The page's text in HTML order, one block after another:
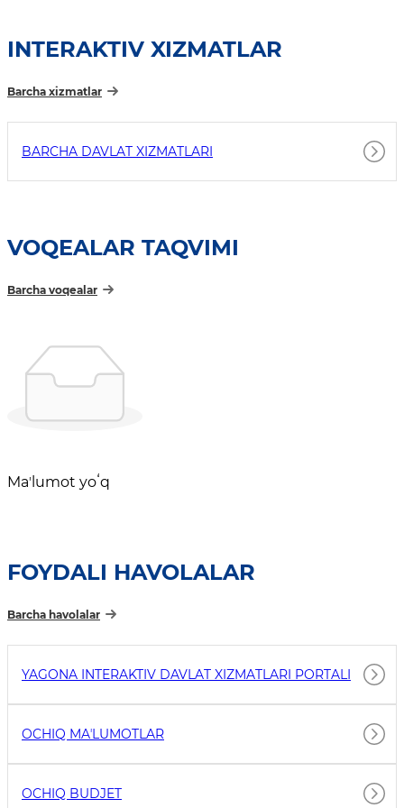
INTERAKTIV XIZMATLAR
Barcha xizmatlar
BARCHA DAVLAT XIZMATLARI
VOQEALAR TAQVIMI
Barcha voqealar
Maʼlumot yoʻq
FOYDALI HAVOLALAR
Barcha havolalar
YAGONA INTERAKTIV DAVLAT XIZMATLARI PORTALI
OCHIQ MAʼLUMOTLAR
OCHIQ BUDJET